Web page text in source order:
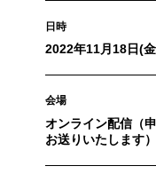
日時
2022年11月18日(
会場
オンライン配信（
お送りいたします）